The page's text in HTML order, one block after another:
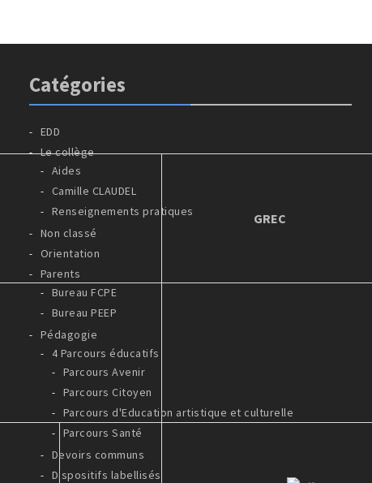
GREC
Catégories
EDD
Le collège
Aides
Camille CLAUDEL
Renseignements pratiques
Non classé
Orientation
Parents
Bureau FCPE
Bureau PEEP
Pédagogie
4 Parcours éducatifs
Parcours Avenir
Parcours Citoyen
Parcours d'Education artistique et culturelle
Parcours Santé
Devoirs communs
Dispositifs labellisés